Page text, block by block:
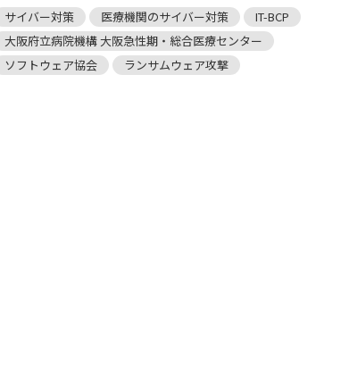
サイバー対策 医療機関のサイバー対策
IT-BCP
大阪府立病院機構 大阪急性期・総合医療センター
ソフトウェア協会
ランサムウェア攻撃